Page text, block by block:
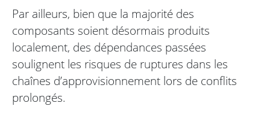
Par ailleurs, bien que la majorité des
composants soient désormais produits
localement, des dépendances passées
soulignent les risques de ruptures dans les
chaînes d’approvisionnement lors de conflits
prolongés.